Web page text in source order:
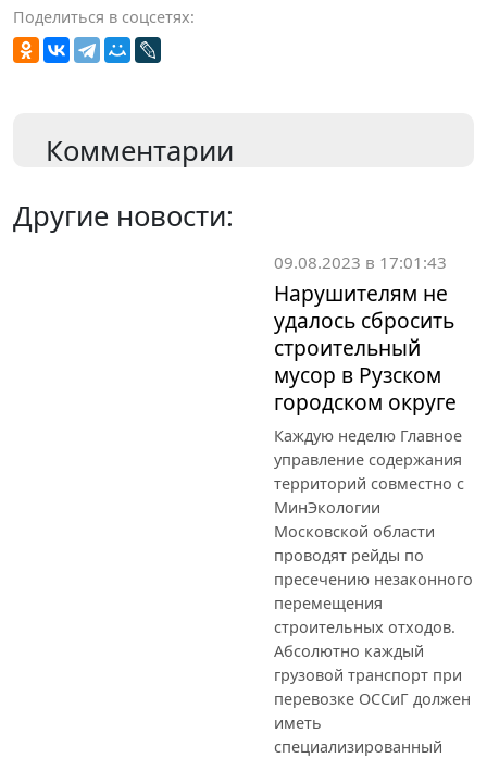
Поделиться в соцсетях:
Комментарии
Другие новости:
09.08.2023 в 17:01:43
Нарушителям не
удалось сбросить
строительный
мусор в Рузском
городском округе
Каждую неделю Главное
управление содержания
территорий совместно с
МинЭкологии
Московской области
проводят рейды по
пресечению незаконного
перемещения
строительных отходов.
Абсолютно каждый
грузовой транспорт при
перевозке ОССиГ должен
иметь
специализированный